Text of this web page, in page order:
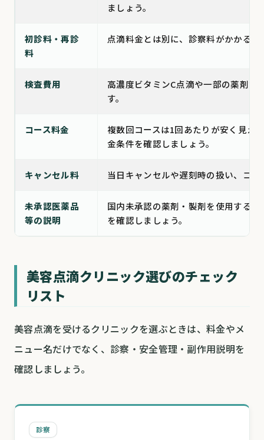
ましょう。
初診料・再診
料
点滴料金とは別に、診察料がかかる場
検査費用
高濃度ビタミンC点滴や一部の薬剤で
す。
コース料金
複数回コースは1回あたりが安く見え
金条件を確認しましょう。
キャンセル料 当日キャンセルや遅刻時の扱い、コ
未承認医薬品
等の説明
国内未承認の薬剤・製剤を使用する
を確認しましょう。
美容点滴クリニック選びのチェック
リスト
美容点滴を受けるクリニックを選ぶときは、料金やメ
ニュー名だけでなく、診察・安全管理・副作用説明を
確認しましょう。
診察